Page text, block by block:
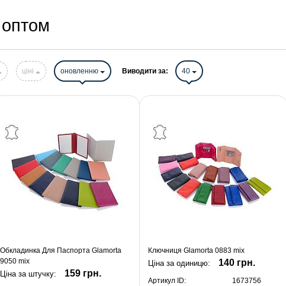
оптом
ціні оновленню Виводити за: 40
Обкладинка Для Паспорта Glamorta
9050 mix
Ціна за штучку: 159 грн.
Ключниця Glamorta 0883 mix
Ціна за одиницю: 140 грн.
Артикул ID:
1673756